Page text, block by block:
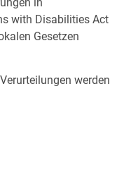
with Disabilities Act
Gesetzen
werden